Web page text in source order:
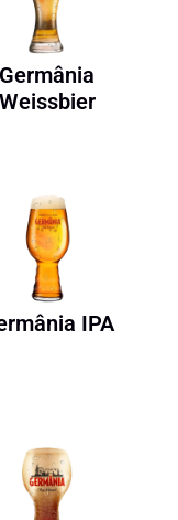
Germânia
Weissbier
IPA